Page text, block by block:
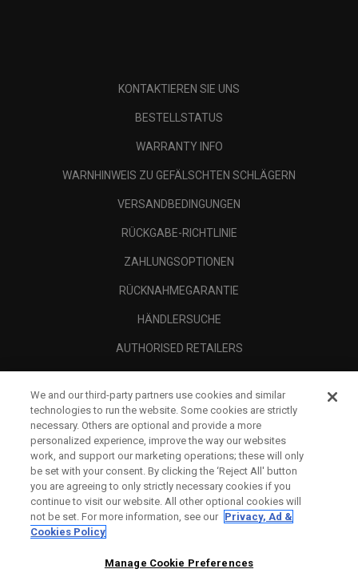
KONTAKTIEREN SIE UNS
BESTELLSTATUS
WARRANTY INFO
WARNHINWEIS ZU GEFÄLSCHTEN SCHLÄGERN
VERSANDBEDINGUNGEN
RÜCKGABE-RICHTLINIE
ZAHLUNGSOPTIONEN
RÜCKNAHMEGARANTIE
HÄNDLERSUCHE
AUTHORISED RETAILERS
UNTERNEHMENSPROFIL
RECHTLICHES-
We and our third-party partners use cookies and similar
technologies to run the website. Some cookies are strictly
necessary. Others are optional and provide a more
personalized experience, improve the way our websites
work, and support our marketing operations; these will only
be set with your consent. By clicking the ‘Reject All' button
you are agreeing to only strictly necessary cookies if you
continue to visit our website. All other optional cookies will
not be set. For more information, see our Privacy, Ad &
Cookies Policy
Manage Cookie Preferences